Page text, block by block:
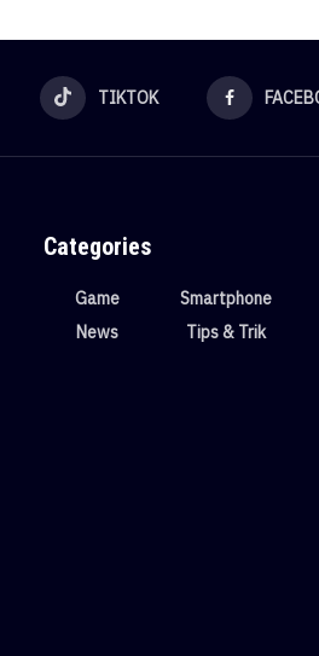
TIKTOK
Categories
Game
News
Smartphone
Tips & Trik